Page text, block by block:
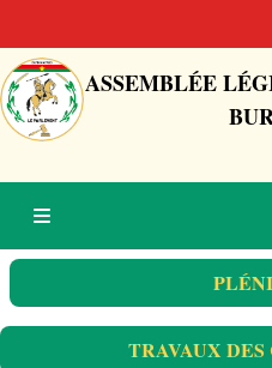
ASSEMBLÉE
TRAVAUX DES